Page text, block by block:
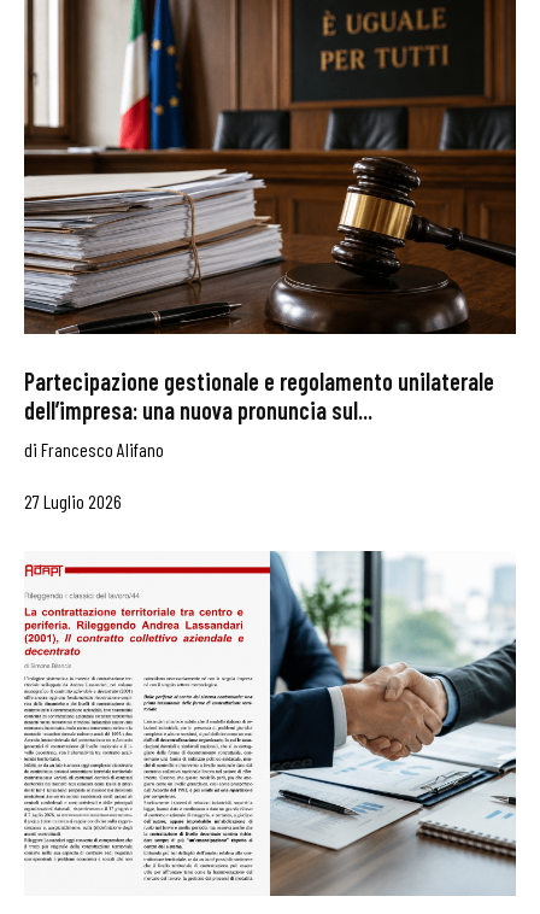
Partecipazione gestionale e regolamento unilaterale
dell’impresa: una nuova pronuncia sul...
di Francesco Alifano
27 Luglio 2026